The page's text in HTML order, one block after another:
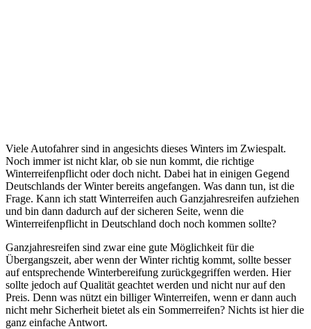
Viele Autofahrer sind in angesichts dieses Winters im Zwiespalt.
Noch immer ist nicht klar, ob sie nun kommt, die richtige
Winterreifenpflicht oder doch nicht. Dabei hat in einigen Gegend
Deutschlands der Winter bereits angefangen. Was dann tun, ist die
Frage. Kann ich statt Winterreifen auch Ganzjahresreifen aufziehen
und bin dann dadurch auf der sicheren Seite, wenn die
Winterreifenpflicht in Deutschland doch noch kommen sollte?
Ganzjahresreifen sind zwar eine gute Möglichkeit für die
Übergangszeit, aber wenn der Winter richtig kommt, sollte besser
auf entsprechende Winterbereifung zurückgegriffen werden. Hier
sollte jedoch auf Qualität geachtet werden und nicht nur auf den
Preis. Denn was nützt ein billiger Winterreifen, wenn er dann auch
nicht mehr Sicherheit bietet als ein Sommerreifen? Nichts ist hier die
ganz einfache Antwort.